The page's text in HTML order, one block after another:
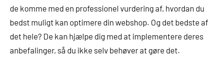
de komme med en professionel vurdering af, hvordan du
bedst muligt kan optimere din webshop. Og det bedste af
det hele? De kan hjælpe dig med at implementere deres
anbefalinger, så du ikke selv behøver at gøre det.